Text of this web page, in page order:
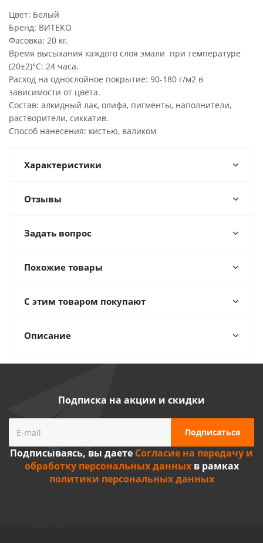
Цвет: Белый
Бренд: ВИТЕКО
Фасовка: 20 кг.
Время высыхания каждого слоя эмали при температуре
(20±2)°С: 24 часа.
Расход на однослойное покрытие: 90-180 г/м2 в
зависимости от цвета.
Состав: алкидный лак, олифа, пигменты, наполнители,
растворители, сиккатив.
Способ нанесения: кистью, валиком
Характеристики
Отзывы
Задать вопрос
Похожие товары
С этим товаром покупают
Описание
Подписка на акции и скидки
Подписываясь, вы даете Согласие на передачу и
обработку персональных данныхв рамках
политики персональных данных